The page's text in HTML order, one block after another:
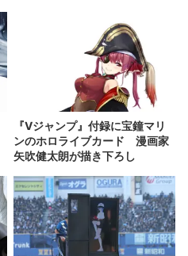
『Vジャンプ』付録に宝鐘マリ
ンのホロライブカード 漫画家
矢吹健太朗が描き下ろし